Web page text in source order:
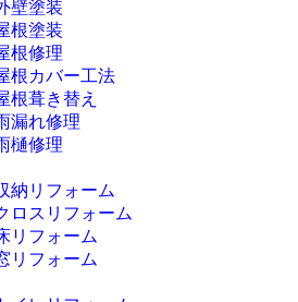
壁塗装
根塗装
根修理
根カバー工法
根葺き替え
漏れ修理
樋修理
納リフォーム
ロスリフォーム
リフォーム
リフォーム